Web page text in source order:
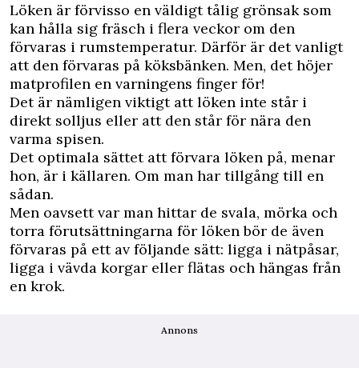
Löken är förvisso en väldigt tålig grönsak som
kan hålla sig fräsch i flera veckor om den
förvaras i rumstemperatur. Därför är det vanligt
att den förvaras på köksbänken. Men, det höjer
matprofilen en varningens finger för!
Det är nämligen viktigt att löken inte står i
direkt solljus eller att den står för nära den
varma spisen.
Det optimala sättet att förvara löken på, menar
hon, är i källaren. Om man har tillgång till en
sådan.
Men oavsett var man hittar de svala, mörka och
torra förutsättningarna för löken bör de även
förvaras på ett av följande sätt: ligga i nätpåsar,
ligga i vävda korgar eller flätas och hängas från
en krok.
Annons